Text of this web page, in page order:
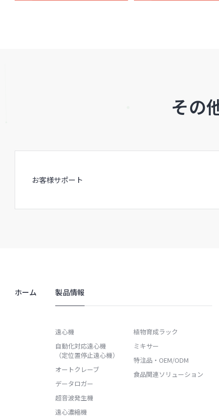
その
お客様サポート
ホーム 製品情報
遠心機
自動化対応遠心機
（定位置停止遠心機）
オートクレーブ
データロガー
超音波発生機
遠心濃縮機
植物育成ラック
ミキサー
特注品・OEM/ODM
食品関連ソリューション